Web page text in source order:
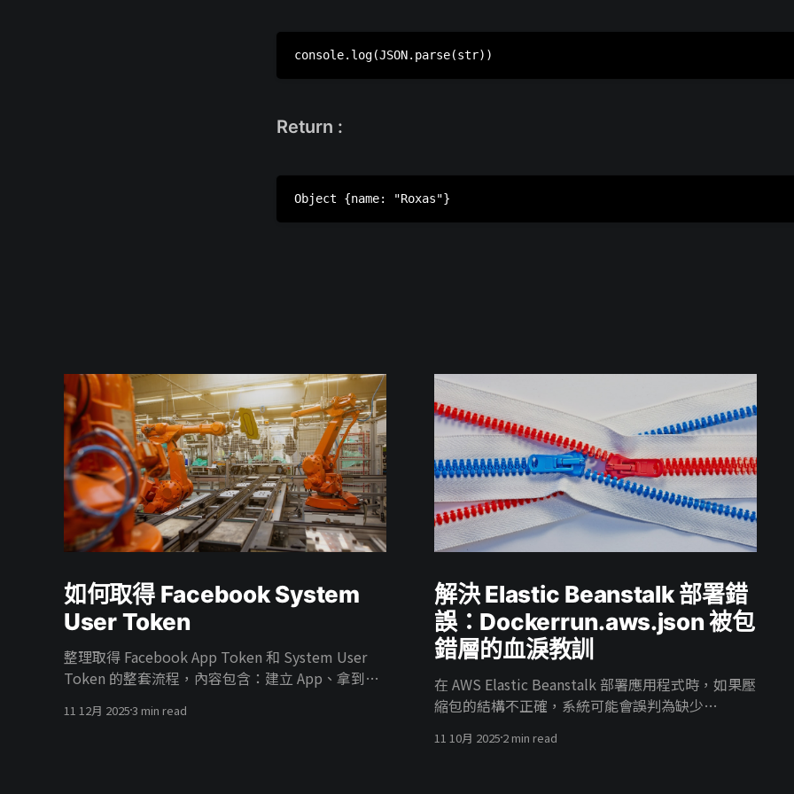
Return :
如何取得 Facebook System
User Token
整理取得 Facebook App Token 和 System User
Token 的整套流程，內容包含：建立 App、拿到
帳號權限給 System User、把 App 掛進 Business、
11 12月 20253 min read
解決 Elastic Beanstalk 部署錯
誤：Dockerrun.aws.json 被包
錯層的血淚教訓
在 AWS Elastic Beanstalk 部署應用程式時，如果壓
縮包的結構不正確，系統可能會誤判為缺少
部署失敗。
11 10月 20252 min read